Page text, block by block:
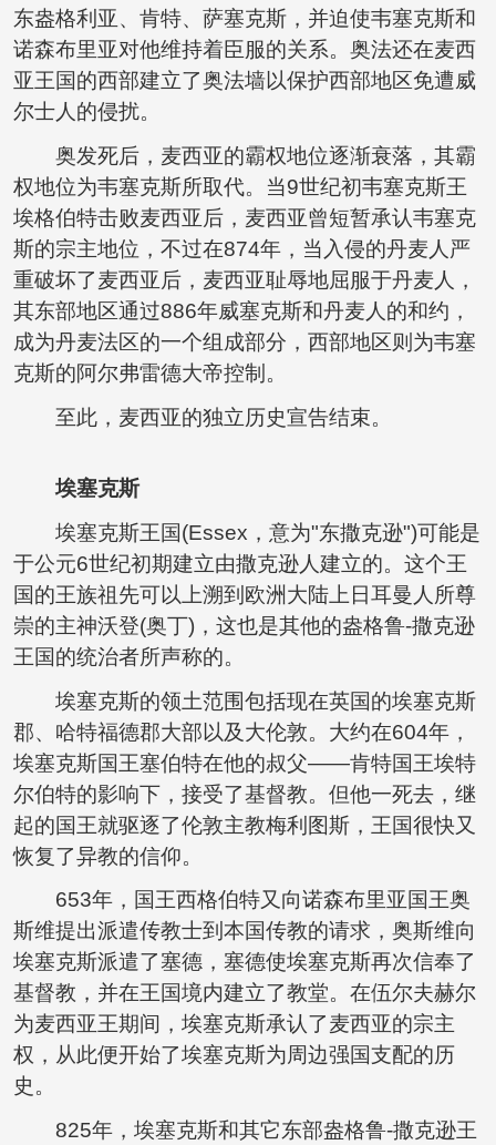
东盎格利亚、肯特、萨塞克斯，并迫使韦塞克斯和
诺森布里亚对他维持着臣服的关系。奥法还在麦西
亚王国的西部建立了奥法墙以保护西部地区免遭威
尔士人的侵扰。
奥发死后，麦西亚的霸权地位逐渐衰落，其霸
权地位为韦塞克斯所取代。当9世纪初韦塞克斯王
埃格伯特击败麦西亚后，麦西亚曾短暂承认韦塞克
斯的宗主地位，不过在874年，当入侵的丹麦人严
重破坏了麦西亚后，麦西亚耻辱地屈服于丹麦人，
其东部地区通过886年威塞克斯和丹麦人的和约，
成为丹麦法区的一个组成部分，西部地区则为韦塞
克斯的阿尔弗雷德大帝控制。
至此，麦西亚的独立历史宣告结束。
埃塞克斯
埃塞克斯王国(Essex，意为"东撒克逊")可能是
于公元6世纪初期建立由撒克逊人建立的。这个王
国的王族祖先可以上溯到欧洲大陆上日耳曼人所尊
崇的主神沃登(奥丁)，这也是其他的盎格鲁-撒克逊
王国的统治者所声称的。
埃塞克斯的领土范围包括现在英国的埃塞克斯
郡、哈特福德郡大部以及大伦敦。大约在604年，
埃塞克斯国王塞伯特在他的叔父——肯特国王埃特
尔伯特的影响下，接受了基督教。但他一死去，继
起的国王就驱逐了伦敦主教梅利图斯，王国很快又
恢复了异教的信仰。
653年，国王西格伯特又向诺森布里亚国王奥
斯维提出派遣传教士到本国传教的请求，奥斯维向
埃塞克斯派遣了塞德，塞德使埃塞克斯再次信奉了
基督教，并在王国境内建立了教堂。在伍尔夫赫尔
为麦西亚王期间，埃塞克斯承认了麦西亚的宗主
权，从此便开始了埃塞克斯为周边强国支配的历
史。
825年，埃塞克斯和其它东部盎格鲁-撒克逊王